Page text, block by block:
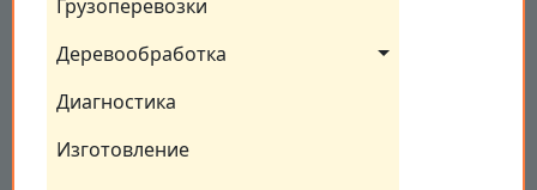
Грузоперевозки
Деревообработка
Диагностика
Изготовление